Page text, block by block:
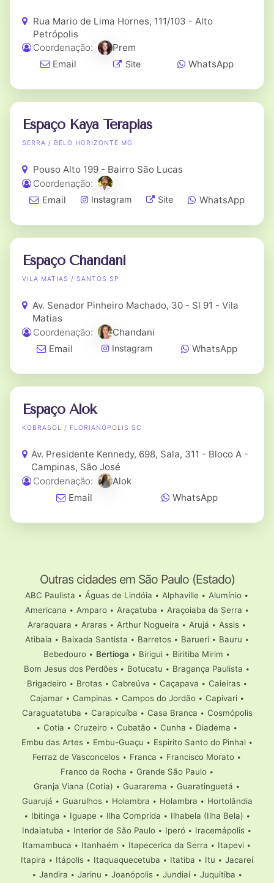
Rua Mario de Lima Hornes, 111/103 - Alto
Petrópolis
Coordenação:
Prem
Email
Site WhatsApp
Espaço Kaya Terapias
SERRA / BELO HORIZONTE MG
Pouso Alto 199 - Bairro São Lucas
Coordenação:
Email
Instagram Site WhatsApp
Espaço Chandani
VILA MATIAS / SANTOS SP
Av. Senador Pinheiro Machado, 30 - Sl 91 - Vila
Matias
Coordenação:
Chandani
Email
Instagram WhatsApp
Espaço Alok
KOBRASOL / FLORIANÓPOLIS SC
Av. Presidente Kennedy, 698, Sala, 311 - Bloco A -
Campinas, São José
Coordenação:
Alok
Email
WhatsApp
Outras cidades em São Paulo (Estado)
ABC Paulista • Águas de Lindóia • Alphaville • Alumínio •
Americana • Amparo• Araçatuba • Araçoiaba da Serra •
Araraquara • Araras • Arthur Nogueira • Arujá • Assis •
Atibaia • Baixada Santista • Barretos• Barueri• Bauru •
Bebedouro • Bertioga • Birigui • Biritiba Mirim •
Bom Jesus dos Perdões • Botucatu • Bragança Paulista •
Brigadeiro• Brotas• Cabreúva • Caçapava • Caieiras•
Cajamar• Campinas• Campos do Jordão• Capivari•
Caraguatatuba • Carapicuíba • Casa Branca • Cosmópolis
• Cotia • Cruzeiro • Cubatão • Cunha • Diadema •
Embu das Artes• Embu-Guaçu • Espirito Santo do Pinhal •
Ferraz de Vasconcelos • Franca • Francisco Morato •
Franco da Rocha • Grande São Paulo•
Granja Viana (Cotia) • Guararema • Guaratinguetá •
Guarujá • Guarulhos• Holambra • Holambra • Hortolândia
• Ibitinga • Iguape • Ilha Comprida • Ilhabela (Ilha Bela) •
Indaiatuba • Interior de São Paulo • Iperó • Iracemápolis •
Itamambuca • Itanhaém • Itapecerica da Serra • Itapevi •
Itapira • Itápolis • Itaquaquecetuba • Itatiba • Itu • Jacareí
• Jandira • Jarinu • Joanópolis• Jundiaí• Juquitiba •